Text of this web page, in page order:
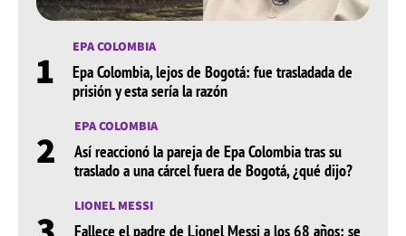
1 EPA COLOMBIA
Epa Colombia, lejos de Bogotá: fue trasladada de
prisión y esta sería la razón
2 EPA COLOMBIA
Así reaccionó la pareja de Epa Colombia tras su
traslado a una cárcel fuera de Bogotá, ¿qué dijo?
LIONEL MESSI
Fallece el padre de Lionel Messi a los 68 años: se